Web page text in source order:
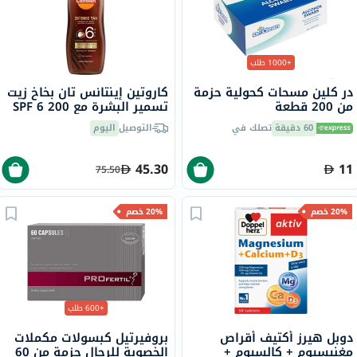
+1000 طلب
در كلين مسحات كحولية حزمة
من 200 قطعة
60 دقيقة تصلك في
11
كاروتين إينتانس تان بخاخ زيت
تسمير البشرة مع SPF 6 200
ملالتوصيل اليوم
45.30
75.50
20% خصم
دوبل هيرز أكتيف أقراص
مغنيسيوم + كالسيوم +
20% خصم
+600 طلب
بروفيرتيل كبسولات مكملات
الخصوبة للرجال حزمة من 60